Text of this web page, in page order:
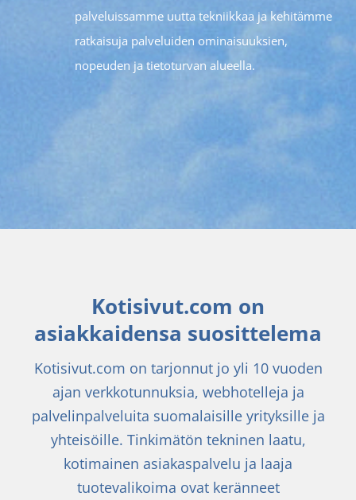
palveluissamme uutta tekniikkaa ja kehitämme
ratkaisuja palveluiden ominaisuuksien,
nopeuden ja tietoturvan alueella.
Kotisivut.com on
asiakkaidensa suosittelema
Kotisivut.com on tarjonnut jo yli 10 vuoden
ajan verkkotunnuksia, webhotelleja ja
palvelinpalveluita suomalaisille yrityksille ja
yhteisöille. Tinkimätön tekninen laatu,
kotimainen asiakaspalvelu ja laaja
tuotevalikoima ovat keränneet